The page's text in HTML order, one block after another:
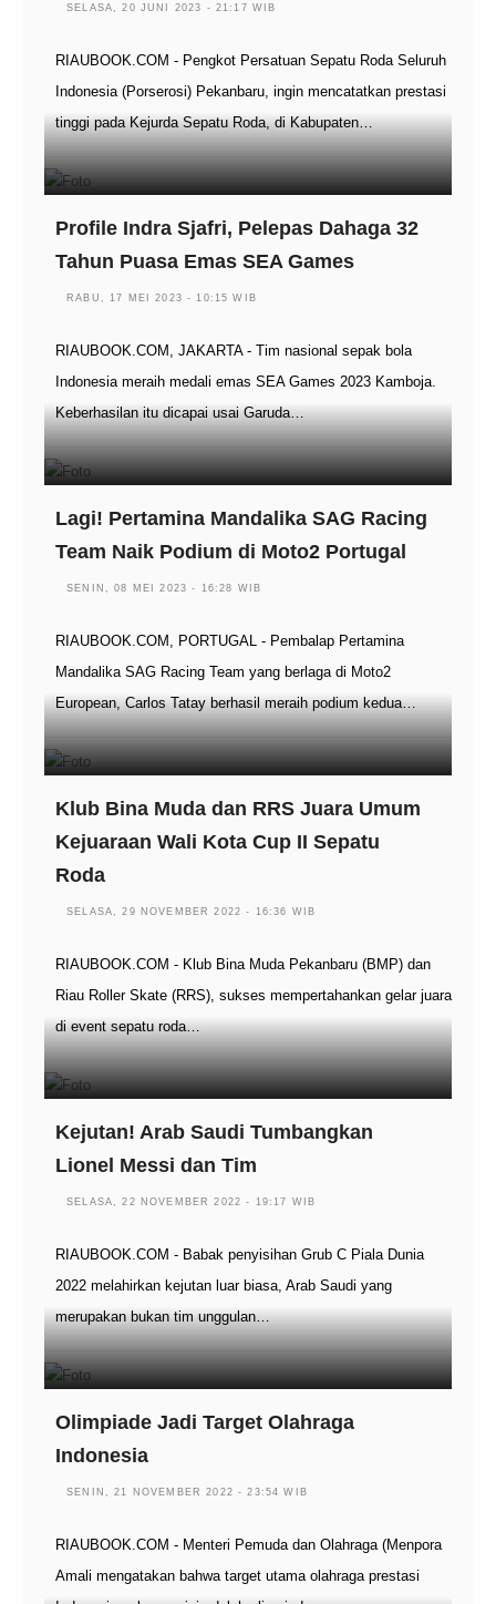
SELASA, 20 JUNI 2023 - 21:17 WIB
RIAUBOOK.COM - Pengkot Persatuan Sepatu Roda Seluruh
Indonesia (Porserosi) Pekanbaru, ingin mencatatkan prestasi
tinggi pada Kejurda Sepatu Roda, di Kabupaten…
Profile Indra Sjafri, Pelepas Dahaga 32
Tahun Puasa Emas SEA Games
RABU, 17 MEI 2023 - 10:15 WIB
RIAUBOOK.COM, JAKARTA - Tim nasional sepak bola
Indonesia meraih medali emas SEA Games 2023 Kamboja.
Keberhasilan itu dicapai usai Garuda…
Lagi! Pertamina Mandalika SAG Racing
Team Naik Podium di Moto2 Portugal
SENIN, 08 MEI 2023 - 16:28 WIB
RIAUBOOK.COM, PORTUGAL - Pembalap Pertamina
Mandalika SAG Racing Team yang berlaga di Moto2
European, Carlos Tatay berhasil meraih podium kedua…
Klub Bina Muda dan RRS Juara Umum
Kejuaraan Wali Kota Cup II Sepatu
Roda
SELASA, 29 NOVEMBER 2022 - 16:36 WIB
RIAUBOOK.COM - Klub Bina Muda Pekanbaru (BMP) dan
Riau Roller Skate (RRS), sukses mempertahankan gelar juara
di event sepatu roda…
Kejutan! Arab Saudi Tumbangkan
Lionel Messi dan Tim
SELASA, 22 NOVEMBER 2022 - 19:17 WIB
RIAUBOOK.COM - Babak penyisihan Grub C Piala Dunia
2022 melahirkan kejutan luar biasa, Arab Saudi yang
merupakan bukan tim unggulan…
Olimpiade Jadi Target Olahraga
Indonesia
SENIN, 21 NOVEMBER 2022 - 23:54 WIB
RIAUBOOK.COM - Menteri Pemuda dan Olahraga (Menpora
Amali mengatakan bahwa target utama olahraga prestasi